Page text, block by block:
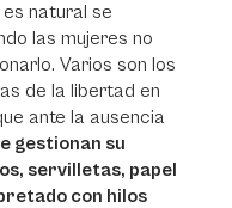
natural se
las mujeres no
Varios son los
de la libertad en
ante la ausencia
gestionan su
servilletas, papel
con hilos